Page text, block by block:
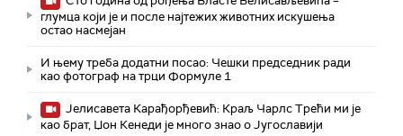
глумца који је и после најтежих животних искушења
остао насмејан
И њему треба додатни посао: Чешки председник ради
као фотограф на трци Формуле 1
Јелисавета Карађорђевић: Краљ Чарлс Трећи ми је
као брат, Џон Кенеди је много знао о Југославији